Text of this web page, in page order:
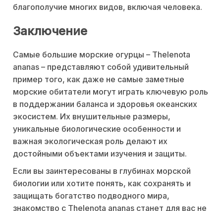
благополучие многих видов, включая человека.
Заключение
Самые большие морские огурцы – Thelenota
ananas – представляют собой удивительный
пример того, как даже не самые заметные
морские обитатели могут играть ключевую роль
в поддержании баланса и здоровья океанских
экосистем. Их внушительные размеры,
уникальные биологические особенности и
важная экологическая роль делают их
достойными объектами изучения и защиты.
Если вы заинтересованы в глубинах морской
биологии или хотите понять, как сохранять и
защищать богатство подводного мира,
знакомство с Thelenota ananas станет для вас не